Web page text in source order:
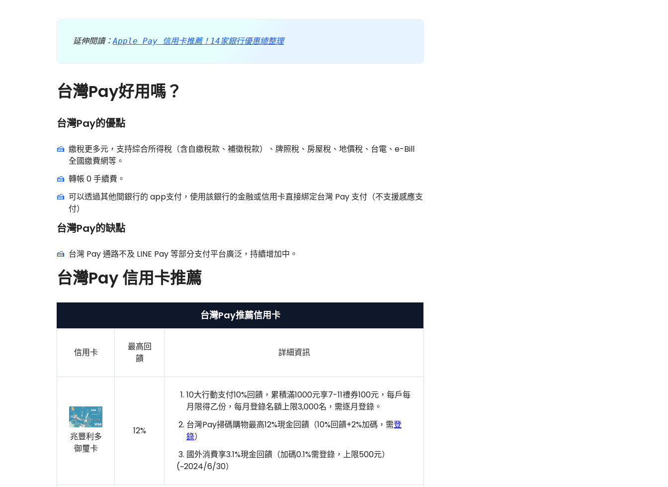
延伸閱讀：Apple Pay 信用卡推薦！14家銀行優惠總整理
台灣Pay好用嗎？
台灣Pay的優點
繳稅更多元，支持綜合所得稅（含自繳稅款、補徵稅款）、牌照稅、房屋稅、地價稅、台電、e-Bill
全國繳費網等。
轉帳 0 手續費。
可以透過其他間銀行的 app支付，使用該銀行的金融或信用卡直接綁定台灣 Pay 支付（不支援感應支
付）
台灣Pay的缺點
台灣 Pay 通路不及 LINE Pay 等部分支付平台廣泛，持續增加中。
台灣Pay 信用卡推薦
台灣Pay推薦信用卡
信用卡
最高回
饋
詳細資訊
兆豐利多
御璽卡
12%
10大行動支付10%回饋，累積滿1000元享7-11禮券100元，每戶每
月限得乙份，每月登錄名額上限3,000名，需逐月登錄。
台灣Pay掃碼購物最高12%現金回饋（10%回饋+2%加碼，需登
錄）
國外消費享3.1%現金回饋（加碼0.1%需登錄，上限500元）
(~2024/6/30）